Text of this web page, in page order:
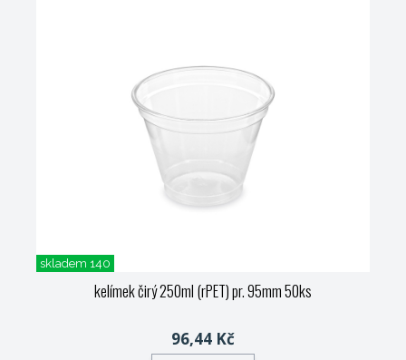
skladem 140
kelímek čirý 250ml (rPET) pr. 95mm 50ks
96,44 Kč